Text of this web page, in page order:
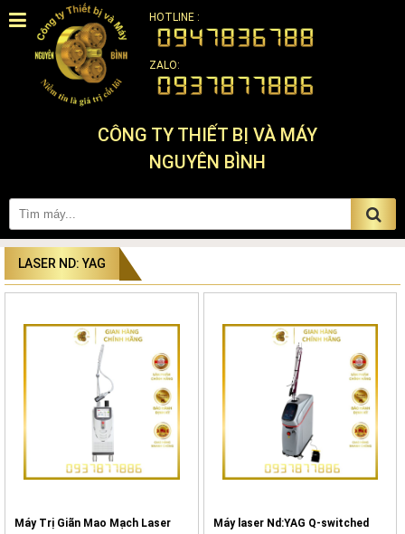
CÔNG TY THIẾT BỊ VÀ MÁY
NGUYÊN BÌNH
HOTLINE :
ZALO:
LASER ND: YAG
Máy Trị Giãn Mao Mạch Laser
Máy laser Nd:YAG Q-switched